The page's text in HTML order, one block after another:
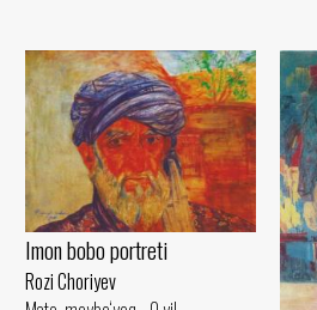
Imon bobo portreti
Rozi Choriyev